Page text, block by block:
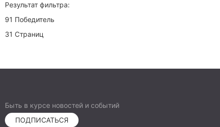
Результат фильтра:
91 Победитель
31 Страниц
Быть в курсе новостей и событий
ПОДПИСАТЬСЯ